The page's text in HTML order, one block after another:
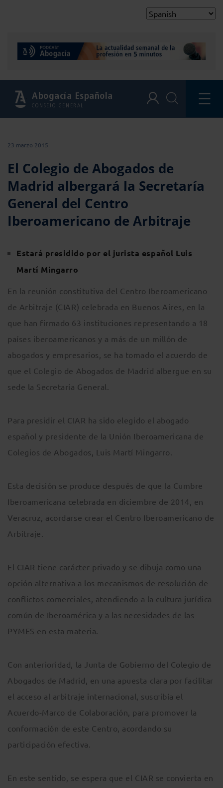
Abogacía Española
CONSEJO GENERAL
23 marzo 2015
El Colegio de Abogados de
Madrid albergará la Secretaría
General del Centro
Iberoamericano de Arbitraje
Estará presidido por el jurista español Luis
Martí Mingarro
En la reunión constitutiva del Centro Iberoamericano
de Arbitraje (CIAR) celebrada en Buenos Aires, en la
que han firmado 63 instituciones representando a 18
países iberoamericanos y a más de un millón de
abogados y empresarios, se ha tomado el acuerdo de
que el Colegio de Abogados de Madrid albergue en su
sede la Secretaría General.
Para presidir el CIAR ha sido elegido el abogado
español y presidente de la Unión Iberoamericana de
Colegios de Abogados, Luis Martí Mingarro.
Esta decisión se produce después de que la Cumbre
Iberoamericana celebrada en diciembre de 2014, en
Veracruz, acordarse crear el Centro Iberoamericano de
Arbitraje.
El CIAR tiene carácter privado y se dibuja como una
opción alternativa a los mecanismos de resolución de
conflictos comerciales, atendiendo a la cultura jurídica
común de Iberoamérica y a las necesidades de las
PYMES en esta materia.
Con anterioridad, la Junta de Gobierno del Colegio de
Abogados de Madrid, en una apuesta clara por facilitar
el acceso al arbitraje internacional, suscribía el
Acuerdo-Marco de Colaboración, para promover la
conformación de este Centro, acordando su
participación efectiva.
En este sentido, se espera que el CIAR se convierta en